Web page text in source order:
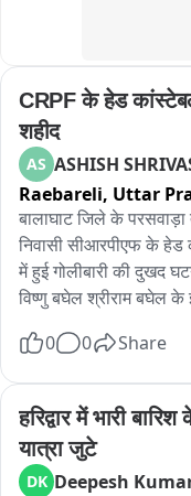
CRPF के हेड कांस्टेबल
शहीद
AS ASHISH
Raebareli, Uttar
बालाघाट जिले के परसवाड़ा
निवासी सीआरपीएफ के
में हुई गोलीबारी की दुखद
विष्णु बघेल श्रीराम बघेल
नौगांव कैंप में गेट गार्ड
इंसास राइफल उठाकर
दौरान विष्णु बघेल के पेट में
लेकिन उपचार के दौरान
0 0 Share
हरिद्वार में भारी
यात्रा जुटे
DK Deepesh